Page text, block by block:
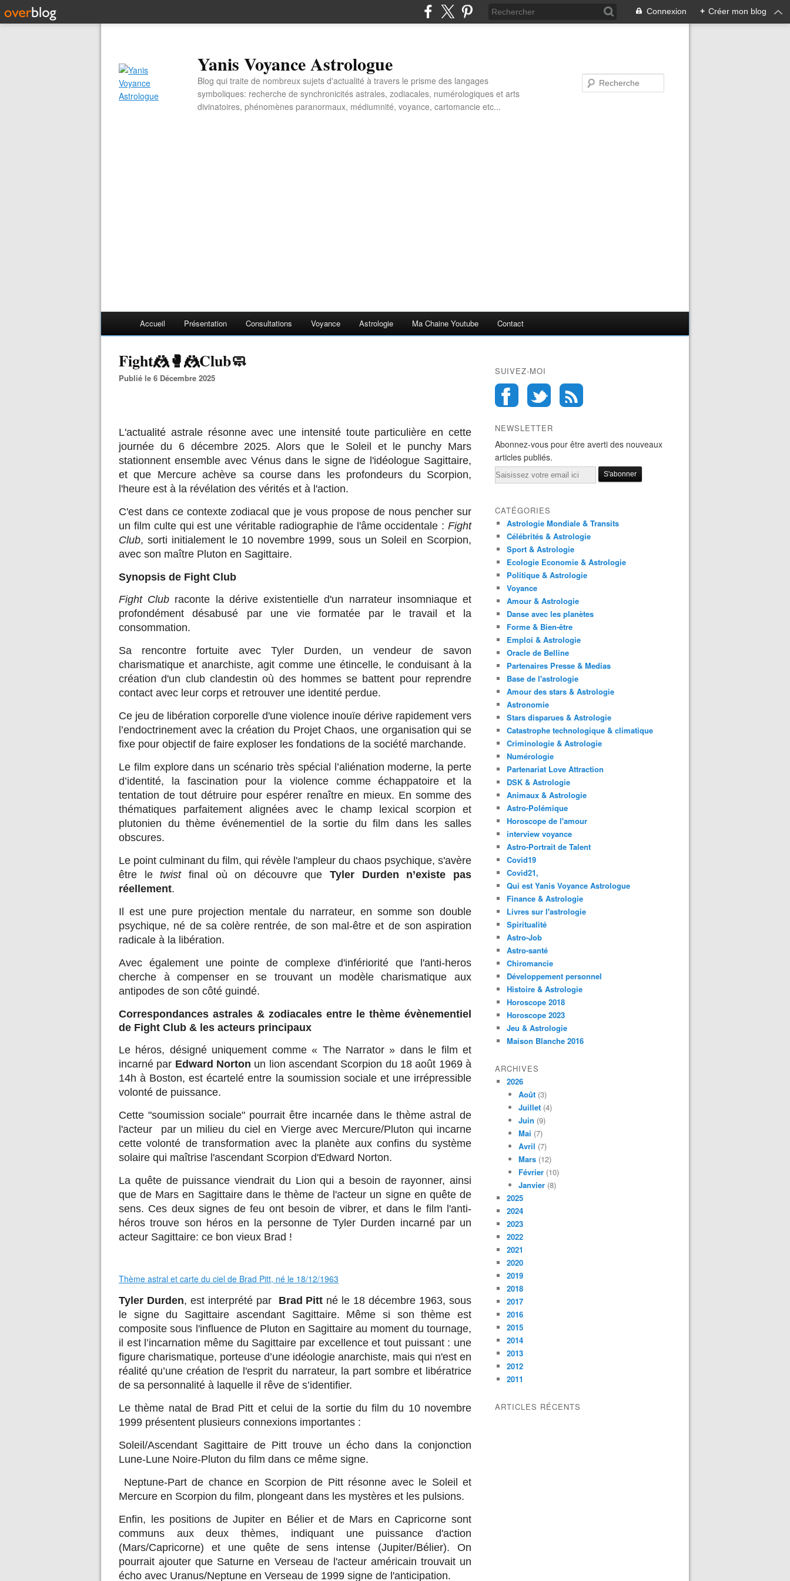
Connexion + Créer mon blog
Yanis Voyance Astrologue
Blog qui traite de nombreux sujets d'actualité à travers le prisme des langages
symboliques: recherche de synchronicités astrales, zodiacales, numérologiques et arts
divinatoires, phénomènes paranormaux, médiumnité, voyance, cartomancie etc...
Accueil Présentation Consultations Voyance Astrologie Ma Chaine Youtube Contact
Fight🤼🥊🤼Club🧼
Publié le 6 Décembre 2025
L'actualité astrale résonne avec une intensité toute particulière en cette
journée du 6 décembre 2025. Alors que le Soleil et le punchy Mars
stationnent ensemble avec Vénus dans le signe de l'idéologue Sagittaire,
et que Mercure achève sa course dans les profondeurs du Scorpion,
l'heure est à la révélation des vérités et à l'action.
C'est dans ce contexte zodiacal que je vous propose de nous pencher sur
un film culte qui est une véritable radiographie de l'âme occidentale : Fight
Club, sorti initialement le 10 novembre 1999, sous un Soleil en Scorpion,
avec son maître Pluton en Sagittaire.
Synopsis de Fight Club
Fight Club raconte la dérive existentielle d'un narrateur insomniaque et
profondément désabusé par une vie formatée par le travail et la
consommation.
Sa rencontre fortuite avec Tyler Durden, un vendeur de savon
charismatique et anarchiste, agit comme une étincelle, le conduisant à la
création d'un club clandestin où des hommes se battent pour reprendre
contact avec leur corps et retrouver une identité perdue.
Ce jeu de libération corporelle d'une violence inouïe dérive rapidement vers
l’endoctrinement avec la création du Projet Chaos, une organisation qui se
fixe pour objectif de faire exploser les fondations de la société marchande.
Le film explore dans un scénario très spécial l’aliénation moderne, la perte
d’identité, la fascination pour la violence comme échappatoire et la
tentation de tout détruire pour espérer renaître en mieux. En somme des
thématiques parfaitement alignées avec le champ lexical scorpion et
plutonien du thème événementiel de la sortie du film dans les salles
obscures.
Le point culminant du film, qui révèle l'ampleur du chaos psychique, s'avère
être letwistfinal où on découvre queTyler Durden n’existe pas
réellement.
Il est une pure projection mentale du narrateur, en somme son double
psychique, né de sa colère rentrée, de son mal-être et de son aspiration
radicale à la libération.
Avec également une pointe de complexe d'infériorité que l'anti-heros
cherche à compenser en se trouvant un modèle charismatique aux
antipodes de son côté guindé.
Correspondances astrales & zodiacales entre le thème évènementiel
de Fight Club & les acteurs principaux
Le héros, désigné uniquement comme « The Narrator » dans le film et
incarné par Edward Norton un lion ascendant Scorpion du 18 août 1969 à
14h à Boston, est écartelé entre la soumission sociale et une irrépressible
volonté de puissance.
Cette "soumission sociale" pourrait être incarnée dans le thème astral de
l'acteur par un milieu du ciel en Vierge avec Mercure/Pluton qui incarne
cette volonté de transformation avec la planète aux confins du système
solaire qui maîtrise l'ascendant Scorpion d'Edward Norton.
La quête de puissance viendrait du Lion qui a besoin de rayonner, ainsi
que de Mars en Sagittaire dans le thème de l'acteur un signe en quête de
sens. Ces deux signes de feu ont besoin de vibrer, et dans le film l'anti-
héros trouve son héros en la personne de Tyler Durden incarné par un
acteur Sagittaire: ce bon vieux Brad !
Thème astral et carte du ciel de Brad Pitt, né le 18/12/1963
Tyler Durden, est interprété par Brad Pitt né le 18 décembre 1963, sous
le signe du Sagittaire ascendant Sagittaire. Même si son thème est
composite sous l'influence de Pluton en Sagittaire au moment du tournage,
il est l’incarnation même du Sagittaire par excellence et tout puissant : une
figure charismatique, porteuse d’une idéologie anarchiste, mais qui n'est en
réalité qu’une création de l'esprit du narrateur, la part sombre et libératrice
de sa personnalité à laquelle il rêve de s’identifier.
Le thème natal de Brad Pitt et celui de la sortie du film du 10 novembre
1999 présentent plusieurs connexions importantes :
Soleil/Ascendant Sagittaire de Pitt trouve un écho dans la conjonction
Lune-Lune Noire-Pluton du film dans ce même signe.
Neptune-Part de chance en Scorpion de Pitt résonne avec le Soleil et
Mercure en Scorpion du film, plongeant dans les mystères et les pulsions.
Enfin, les positions de Jupiter en Bélier et de Mars en Capricorne sont
communs aux deux thèmes, indiquant une puissance d'action
(Mars/Capricorne) et une quête de sens intense (Jupiter/Bélier). On
pourrait ajouter que Saturne en Verseau de l'acteur américain trouvait un
écho avec Uranus/Neptune en Verseau de 1999 signe de l'anticipation.
SUIVEZ-MOI
NEWSLETTER
Abonnez-vous pour être averti des nouveaux
articles publiés.
Email
CATÉGORIES
Astrologie Mondiale & Transits
Célébrités & Astrologie
Sport & Astrologie
Ecologie Economie & Astrologie
Politique & Astrologie
Voyance
Amour & Astrologie
Danse avec les planètes
Forme & Bien-être
Emploi & Astrologie
Oracle de Belline
Partenaires Presse & Medias
Base de l'astrologie
Amour des stars & Astrologie
Astronomie
Stars disparues & Astrologie
Catastrophe technologique & climatique
Criminologie & Astrologie
Numérologie
Partenariat Love Attraction
DSK & Astrologie
Animaux & Astrologie
Astro-Polémique
Horoscope de l'amour
interview voyance
Astro-Portrait de Talent
Covid19
Covid21,
Qui est Yanis Voyance Astrologue
Finance & Astrologie
Livres sur l'astrologie
Spiritualité
Astro-Job
Astro-santé
Chiromancie
Développement personnel
Histoire & Astrologie
Horoscope 2018
Horoscope 2023
Jeu & Astrologie
Maison Blanche 2016
ARCHIVES
2026
Août (3)
Juillet (4)
Juin (9)
Mai (7)
Avril (7)
Mars (12)
Février (10)
Janvier (8)
2025
2024
2023
2022
2021
2020
2019
2018
2017
2016
2015
2014
2013
2012
2011
ARTICLES RÉCENTS